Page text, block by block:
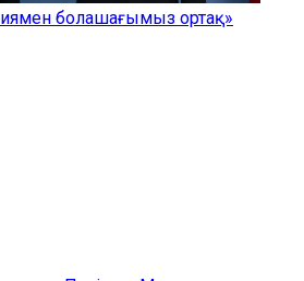
болашағымыз ортақ»